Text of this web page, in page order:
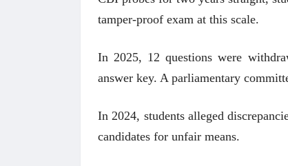
tamper-proof exam at this scale.
In 2025, 12 questions were
answer key. A parliamentary
In 2024, students alleged
candidates for unfair means.
धार्मिक व सामाजिक सुधारणा हे पुस्तक खरेदी
करण्यासाठी येथे क्लिक करा.